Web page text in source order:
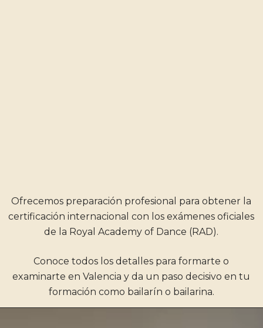
Ofrecemos preparación profesional para obtener la
certificación internacional con los exámenes oficiales
de la Royal Academy of Dance (RAD).
Conoce todos los detalles para formarte o
examinarte en Valencia y da un paso decisivo en tu
formación como bailarín o bailarina.